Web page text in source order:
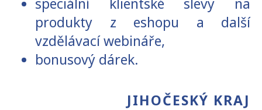
produkty z eshopu a další
vzdělávací webináře,
bonusový dárek.
JIHOČESKÝ KRAJ